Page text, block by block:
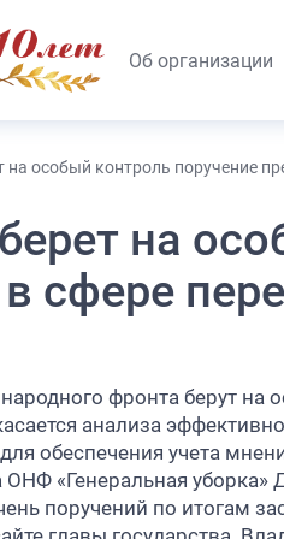
названия) Об организации
особый контроль поручение
на
сфере
фронта берут на
анализа
обеспечения учета
ОНФ «Генеральная
поручений по итогам